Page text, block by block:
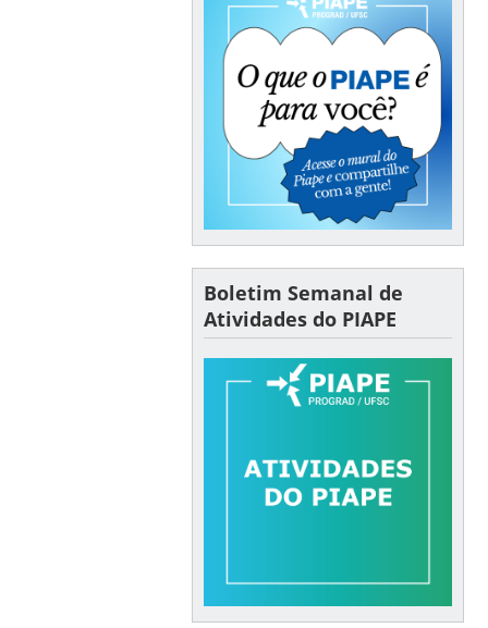
Boletim Semanal de
Atividades do PIAPE